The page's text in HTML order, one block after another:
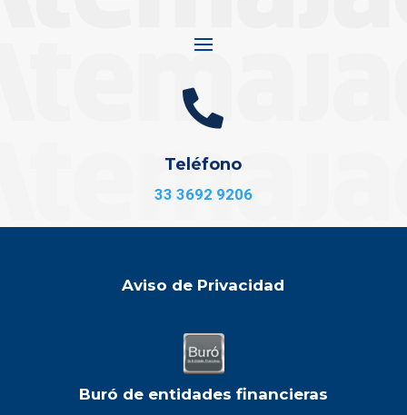

Teléfono
33 3692 9206
Aviso de Privacidad
Buró de entidades financieras